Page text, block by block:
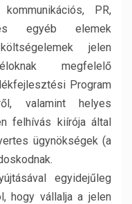
PR,
egyéb elemek
jelen
megfelelő
Program
valamint helyes
felhívás kiírója által
ügynökségek (a
egyidejűleg
hogy vállalja a jelen